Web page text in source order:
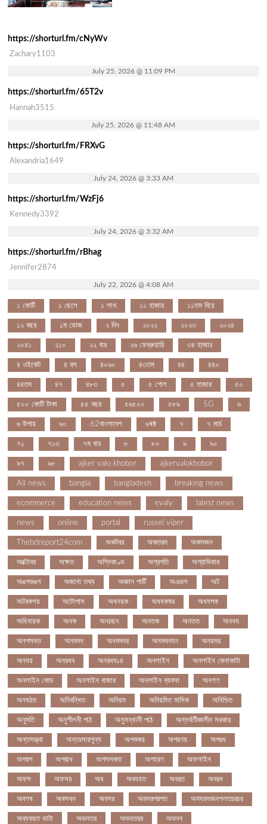
https://shorturl.fm/cNyWv
Zachary1103
July 25, 2026 @ 11:09 PM
https://shorturl.fm/65T2v
Hannah3515
July 25, 2026 @ 11:48 AM
https://shorturl.fm/FRXvG
Alexandria1649
July 24, 2026 @ 3:33 AM
https://shorturl.fm/WzFj6
Kennedy3392
July 24, 2026 @ 3:32 AM
https://shorturl.fm/rBhag
Jennifer2874
July 22, 2026 @ 4:08 AM
১ কোটি ১ ছেলে ১ লাখ ১১ হাজার ১১তম বিয়ে
১২ বছর ১ম ডোজ ২ দিন ২০২২ ২০২৩ ২০২৪
২০৪১ ২১০ ২২ বার ২৬ ফেব্রুয়ারি ৩৪ হাজার
৪ ওইকেট ৪ বল ৪০৬০ ৪৩তম ৪৪ ৪৪০
৪৪তম ৪৭ ৪৮৩ ৫ ৫ গোল ৫ হাজার ৫০
৫০০ কোটি টাকা ৫৫ বছর ৫৬৫০০ ৫৮৯ 5G ৬
৬ উপায় ৬০ 62বাংলাদেশ ৬ষষ্ঠ ৭ ৭ মার্চ
৭১ ৭১৩ ৭ম বার ৮ ৮০ ৯ ৯০
৯৭ ৯৮ ajker valo khobor ajkervalokhobor
All news bangla bangladesh breaking news
ecommerce education news evaly latest news
news online portal russel viper
Thebdreport24com অকটবর অকতরম অকসজন
অক্টোবর অক্ষত অগ্নিকাণ্ড অগ্রগতি অগ্রাধিকার
অঙগভঙগ অজানা তথ্য অজ্ঞান পার্টি অঞচল অট
অটরকশর অটোপাস অধনয়ক অধযকষর অধযপক
অধিনায়ক অনক অনচছদ অনতক অনতত অননয
অনপসথত অনমদন অনমদনর অনমদনহন অনয়মর
অনযয় অনরধব অনরধব১৪ অনলাইন অনলাইন কেনাকাটা
অনলাইন কোচ অনলাইন বাজার অনলাইন ব্যবসা অনশণ
অনষঠত অনিবন্ধিত অনিয়ম অনিয়মিত মাসিক অনিশ্চিত
অনুমতি অনুশীলনী পাঠ অনুসন্ধানী পাঠ অন্তর্বর্তীকালীন সরকার
অন্তসত্ত্বা অন্তঃসারশূন্য অপকষয় অপরণয় অপরধ
অপরপ অপরাধ অপসসকত অপহরণ অফলাইন
অফস অফসর অব অবযহত অবরত অবরধ
অবশষ অবসথন অবসর অবসরপরপত অবসরসজনশলতচরচর
অব্যবহৃত ডাটা অভনতর অভনতরর অভনব